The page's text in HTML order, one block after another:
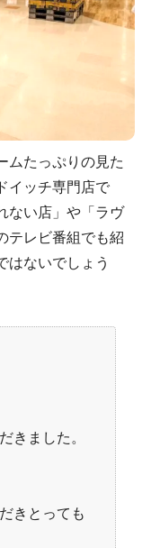
ムたっぷりの見た
イッチ専門店で
ない店」や「ラヴ
テレビ番組でも紹
はないでしょう
きました。
きとっても